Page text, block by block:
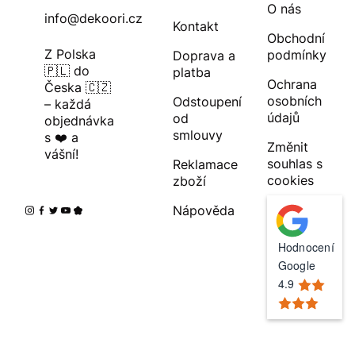
info@dekoori.cz
Z Polska
🇵🇱 do
Česka 🇨🇿
– každá
objednávka
s ❤️ a
vášní!
Kontakt
Doprava a
platba
Odstoupení
od
smlouvy
Reklamace
zboží
Nápověda
O nás
Obchodní
podmínky
Ochrana
osobních
údajů
Změnit
souhlas s
cookies
Hodnocení
Google
4.9